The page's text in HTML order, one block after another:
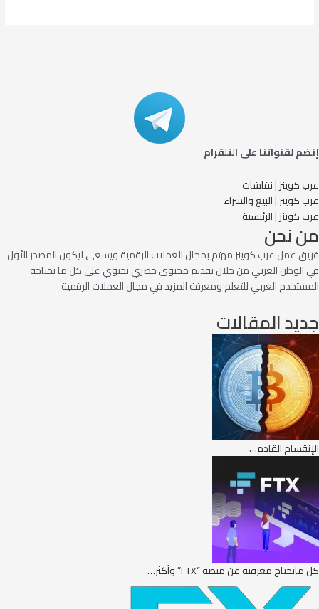
إنضم لقنواتنا على التلقرام
عرب كوينز | نقاشات
عرب كوينز | البيع والشراء
عرب كوينز | الرئيسية
من نحن
فريق عمل عرب كوينز مهتم بمجال العملات الرقمية ويسعى ليكون المصدر الأول
في الوطن العربي من خلال تقديم محتوى حصري يحتوي على كل ما يحتاجه
المستخدم العربي للتعلم ومعرفة المزيد في مجال العملات الرقمية
جديد المقالات
الإنقسام القادم…
كل ماتحتاج معرفته عن منصة “FTX” وأكثر…